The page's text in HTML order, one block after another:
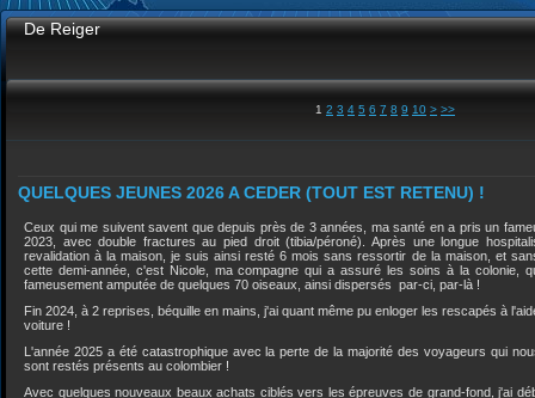
De Reiger
1 2 3 4 5 6 7 8 9 10 > >>
QUELQUES JEUNES 2026 A CEDER (TOUT EST RETENU) !
Ceux qui me suivent savent que depuis près de 3 années, ma santé en a pris un
2023, avec double fractures au pied droit (tibia/péroné). Après une longue
revalidation à la maison, je suis ainsi resté 6 mois sans ressortir de la maison, et
cette demi-année, c'est Nicole, ma compagne qui a assuré les soins à la colonie,
fameusement amputée de quelques 70 oiseaux, ainsi dispersés par-ci, par-là !
Fin 2024, à 2 reprises, béquille en mains, j'ai quant même pu enloger les rescapés à
voiture !
L'année 2025 a été catastrophique avec la perte de la majorité des voyageurs qui
sont restés présents au colombier !
Avec quelques nouveaux beaux achats ciblés vers les épreuves de grand-fond, j'ai